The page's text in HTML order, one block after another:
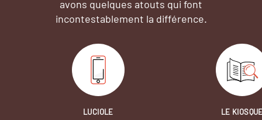
avons quelques atouts qui font
incontestablement la différence.
LUCIOLE
LE